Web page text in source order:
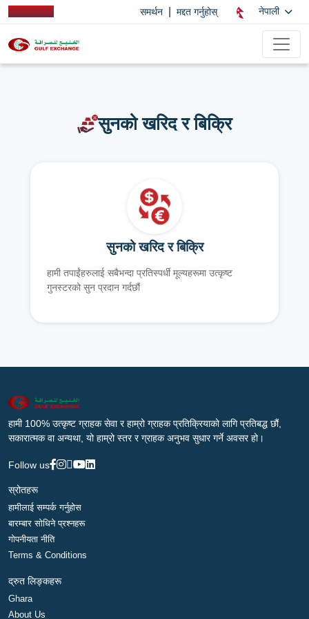
समर्थन मद्दत गर्नुहोस् नेपाली
सुनको खरिद र बिक्रि
सुनको खरिद र बिक्रि
हामी तपाईंहरुलाई सबैभन्दा प्रतिस्पर्धी मूल्यहरूमा उत्कृष्ट
गुनस्टरको सुन प्रदान गर्दछौं
हामी 100% उत्कृष्ट ग्राहक सेवा र हाम्रो ग्राहक प्रतिक्रियाको लागि प्रतिबद्ध छौं,
सकारात्मक वा अन्यथा, यो हाम्रो स्तर र ग्राहक अनुभव सुधार गर्ने अवसर हो।
Follow us
स्रोतहरू
हामीलाई सम्पर्क गर्नुहोस
बारम्बार सोधिने प्रश्नहरू
गोपनीयता नीति
Terms & Conditions
द्रुत लिङ्कहरू
Ghara
About Us